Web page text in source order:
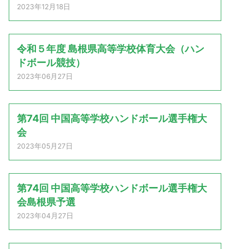
2023年12月18日
令和５年度 島根県高等学校体育大会（ハン
ドボール競技）
2023年06月27日
第74回 中国高等学校ハンドボール選手権大
会
2023年05月27日
第74回 中国高等学校ハンドボール選手権大
会島根県予選
2023年04月27日